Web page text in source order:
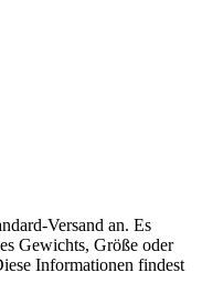
Versand an. Es
Gewichts, Größe oder
Informationen findest